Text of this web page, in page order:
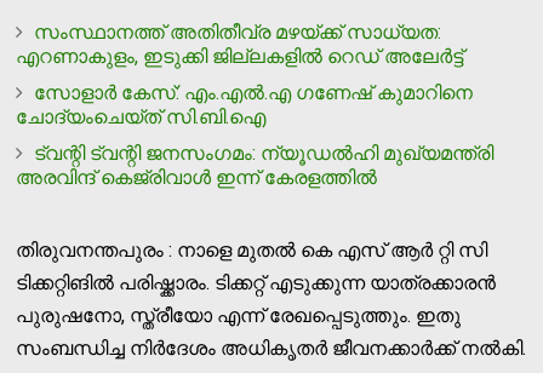
സംസ്ഥാനത്ത് അതിതീവ്ര മഴയ്ക്ക് സാധ്യത:
എറണാകുളം, ഇടുക്കി ജില്ലകളില്‍ റെഡ് അലേര്‍ട്ട്
സോളാര്‍ കേസ്: എം.എല്‍.എ ഗണേഷ് കുമാറിനെ
ചോദ്യംചെയ്ത് സി.ബി.ഐ
ട്വന്റി ട്വന്റി ജനസംഗമം: ന്യൂഡല്‍ഹി മുഖ്യമന്ത്രി
അരവിന്ദ് കെജ്‌രിവാള്‍ ഇന്ന് കേരളത്തില്‍
തിരുവനന്തപുരം : നാളെ മുതൽ കെ എസ് ആർ റ്റി സി
ടിക്കറ്റിങിൽ പരിഷ്ക്കാരം. ടിക്കറ്റ് എടുക്കുന്ന യാത്രക്കാരൻ
പുരുഷനോ, സ്ത്രീയോ എന്ന് രേഖപ്പെടുത്തും. ഇതു
സംബന്ധിച്ച നിർദേശം അധികൃതർ ജീവനക്കാർക്ക് നൽകി.